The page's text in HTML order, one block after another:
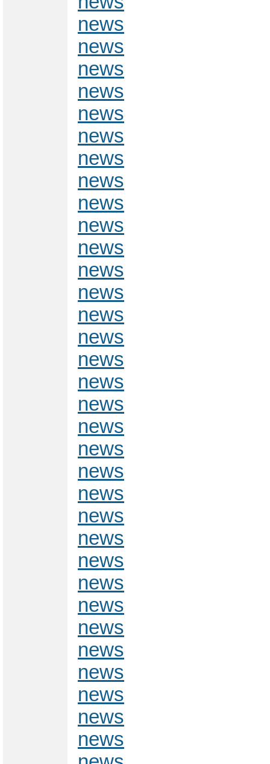
news
news
news
news
news
news
news
news
news
news
news
news
news
news
news
news
news
news
news
news
news
news
news
news
news
news
news
news
news
news
news
news
news